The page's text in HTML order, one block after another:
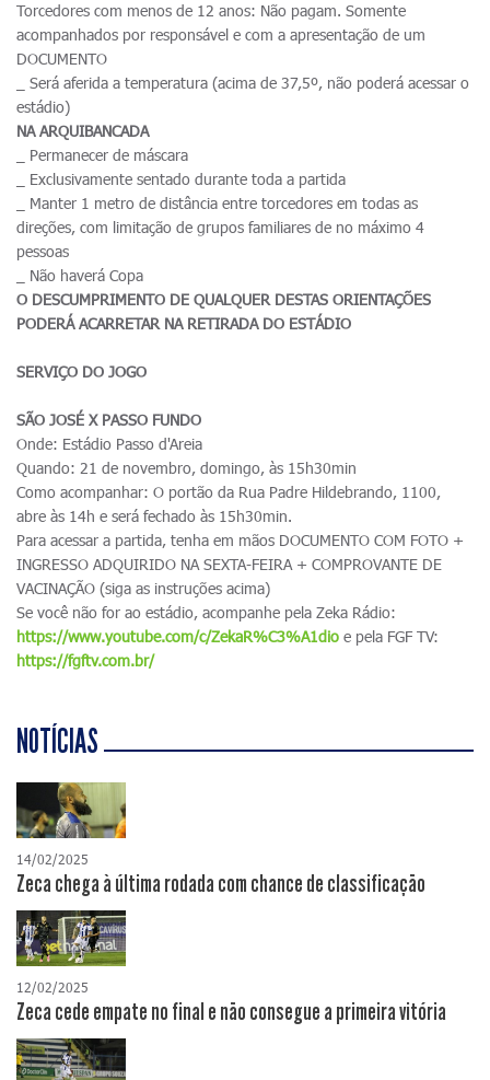
Torcedores com menos de 12 anos: Não pagam. Somente
acompanhados por responsável e com a apresentação de um
DOCUMENTO
_ Será aferida a temperatura (acima de 37,5º, não poderá acessar o
estádio)
NA ARQUIBANCADA
_ Permanecer de máscara
_ Exclusivamente sentado durante toda a partida
_ Manter 1 metro de distância entre torcedores em todas as
direções, com limitação de grupos familiares de no máximo 4
pessoas
_ Não haverá Copa
O DESCUMPRIMENTO DE QUALQUER DESTAS ORIENTAÇÕES
PODERÁ ACARRETAR NA RETIRADA DO ESTÁDIO
SERVIÇO DO JOGO
SÃO JOSÉ X PASSO FUNDO
Onde: Estádio Passo d'Areia
Quando: 21 de novembro, domingo, às 15h30min
Como acompanhar: O portão da Rua Padre Hildebrando, 1100,
abre às 14h e será fechado às 15h30min.
Para acessar a partida, tenha em mãos DOCUMENTO COM FOTO +
INGRESSO ADQUIRIDO NA SEXTA-FEIRA + COMPROVANTE DE
VACINAÇÃO (siga as instruções acima)
Se você não for ao estádio, acompanhe pela Zeka Rádio:
https://www.youtube.com/c/ZekaR%C3%A1dio e pela FGF TV:
https://fgftv.com.br/
NOTÍCIAS
14/02/2025
Zeca chega à última rodada com chance de classificação
12/02/2025
Zeca cede empate no final e não consegue a primeira vitória